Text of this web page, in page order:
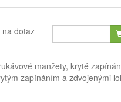
na dotaz
manžety, kryté
zapínáním a zdvojenými